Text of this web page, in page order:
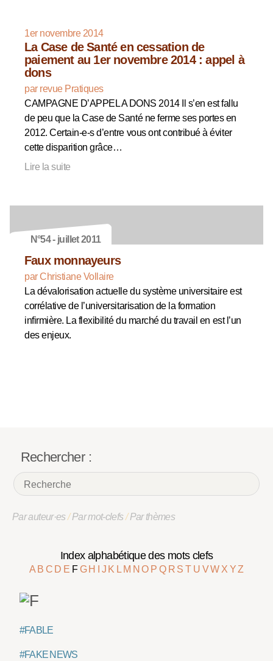
1er novembre 2014
La Case de Santé en cessation de
paiement au 1er novembre 2014 : appel à
dons
par revue Pratiques
CAMPAGNE D’APPEL A DONS 2014 Il s’en est fallu
de peu que la Case de Santé ne ferme ses portes en
2012. Certain-e-s d’entre vous ont contribué à éviter
cette disparition grâce…
Lire la suite
N°54 - juillet 2011
Faux monnayeurs
par Christiane Vollaire
La dévalorisation actuelle du système universitaire est
corrélative de l’universitarisation de la formation
infirmière. La flexibilité du marché du travail en est l’un
des enjeux.
Rechercher :
Par auteur·es/Par mot-clefs/Par thèmes
Index alphabétique des mots clefs
A B C D E FG H J K L M NO P Q R ST U VW X YZ
#FABLE
#FAKE NEWS